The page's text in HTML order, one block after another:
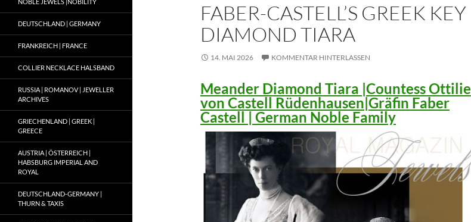
FABER-CASTELL’S GREEK KEY
DIAMOND TIARA
14. MAI 2026 KOMMENTAR HINTERLASSEN
Meander Diamond Tiara |Countess Ottilie
von Castell Rüdenhausen|Gräfin Faber
Castell | German Noble Family
DEUTSCHLAND | GERMANY
FRANKREICH | FRANCE
COLLIER NECKLACE HALSBAND
RUSSIA | ROMANOV | JEWELLER
ARCHIVES
GRIECHENLAND | GREEK |
GREECE
AUSTRIA | ÖSTERREICH |
HABSBURG IMPERIAL AND
ROYAL
DEUTSCHLAND-GERMANY |
THURN & TAXIS